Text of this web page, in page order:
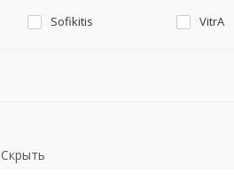
Sofikitis VitrA
Скрыть